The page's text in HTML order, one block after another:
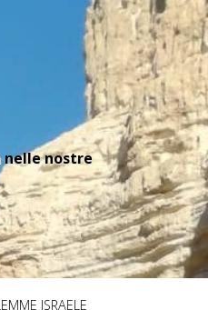
nostre
ISRAELE